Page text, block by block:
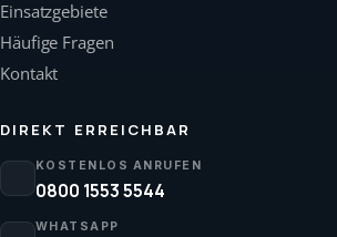
Einsatzgebiete
Häufige Fragen
Kontakt
DIREKT ERREICHBAR
KOSTENLOS ANRUFEN
0800 1553 5544
WHATSAPP